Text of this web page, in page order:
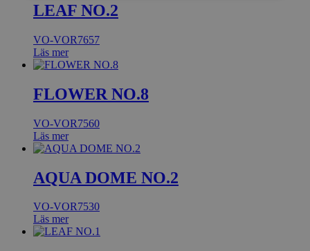
LEAF NO.2
VO-VOR7657
Läs mer
FLOWER NO.8
VO-VOR7560
Läs mer
AQUA DOME NO.2
VO-VOR7530
Läs mer